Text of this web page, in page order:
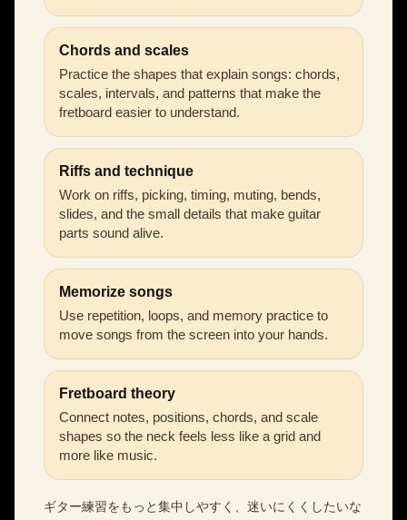
Chords and scales
Practice the shapes that explain songs: chords,
scales, intervals, and patterns that make the
fretboard easier to understand.
Riffs and technique
Work on riffs, picking, timing, muting, bends,
slides, and the small details that make guitar
parts sound alive.
Memorize songs
Use repetition, loops, and memory practice to
move songs from the screen into your hands.
Fretboard theory
Connect notes, positions, chords, and scale
shapes so the neck feels less like a grid and
more like music.
ギター練習をもっと集中しやすく、迷いにくくしたいな